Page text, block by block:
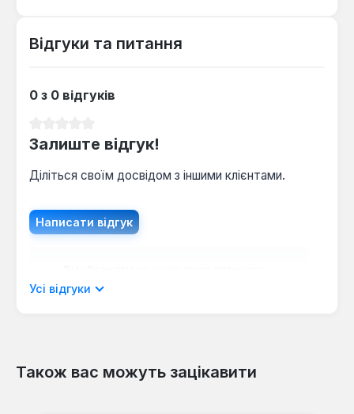
Відгуки та питання
0 з 0 відгуків
Залиште відгук!
Діліться своїм досвідом з іншими клієнтами.
Написати відгук
мовою.
Відгуків не знайдено. Поділіться
Усі відгуки
Також вас можуть зацікавити